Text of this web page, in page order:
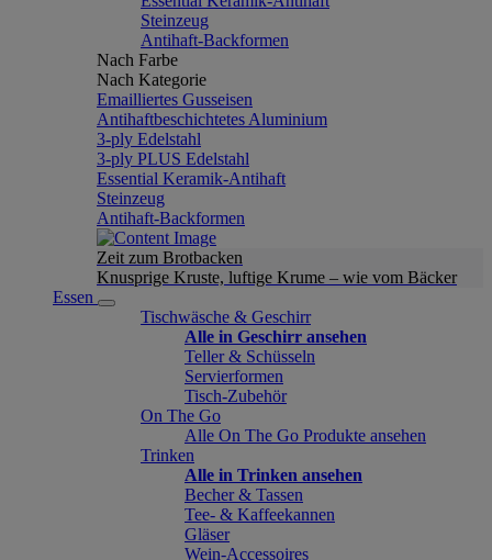
Steinzeug
Antihaft-Backformen
Nach Farbe
Nach Kategorie
Emailliertes Gusseisen
Antihaftbeschichtetes Aluminium
3-ply Edelstahl
3-ply PLUS Edelstahl
Essential Keramik-Antihaft
Steinzeug
Antihaft-Backformen
Zeit zum Brotbacken
Knusprige Kruste, luftige Krume – wie vom Bäcker
Essen
Tischwäsche & Geschirr
Alle in Geschirr ansehen
Teller & Schüsseln
Servierformen
Tisch-Zubehör
On The Go
Alle On The Go Produkte ansehen
Trinken
Alle in Trinken ansehen
Becher & Tassen
Tee- & Kaffeekannen
Gläser
Wein-Accessoires